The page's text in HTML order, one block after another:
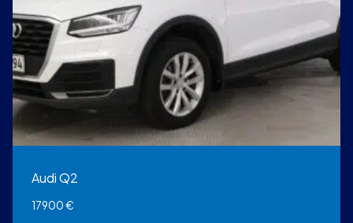
Audi Q2
17900€